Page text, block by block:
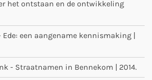
het ontstaan en de ontwikkeling
Ede: een aangename kennismaking |
- Straatnamen in Bennekom | 2014.